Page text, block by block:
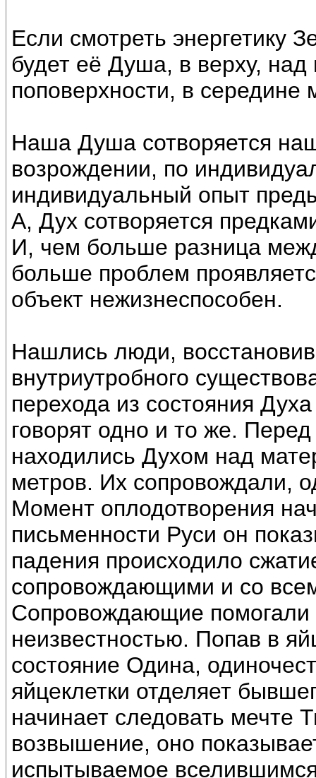
Если смотреть энергетику
будет её Душа, в верху,
поповерхности, в
Наша Душа сотворяется
возрождении, по
индивидуальный опыт
А, Дух сотворяется
И, чем больше разница
больше проблем
объект нежизнеспособен.
Нашлись люди,
внутриутробного
перехода из состояния
говорят одно и то же.
находились Духом над
метров. Их сопровождали,
Момент оплодотворения
письменности Руси он
падения происходило
сопровождающими и со
Сопровождающие помогали
неизвестностью. Попав в
состояние Одина,
яйцеклетки отделяет
начинает следовать мечте
возвышение, оно
испытываемое